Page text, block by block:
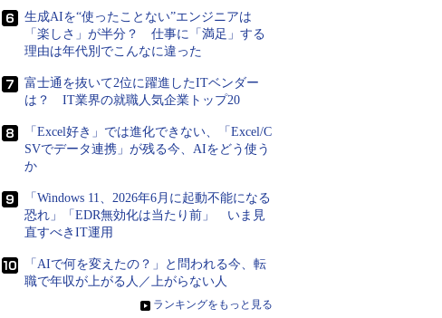
生成AIを“使ったことない”エンジニアは
「楽しさ」が半分？ 仕事に「満足」する
理由は年代別でこんなに違った
富士通を抜いて2位に躍進したITベンダー
は？ IT業界の就職人気企業トップ20
「Excel好き」では進化できない、「Excel/C
SVでデータ連携」が残る今、AIをどう使う
か
「Windows 11、2026年6月に起動不能になる
恐れ」「EDR無効化は当たり前」 いま見
直すべきIT運用
「AIで何を変えたの？」と問われる今、転
職で年収が上がる人／上がらない人
» ランキングをもっと見る